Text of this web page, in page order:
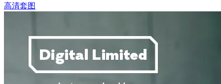
高清套图